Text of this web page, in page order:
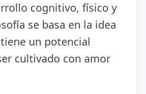
cognitivo, físico y
se basa en la idea
un potencial
cultivado con amor